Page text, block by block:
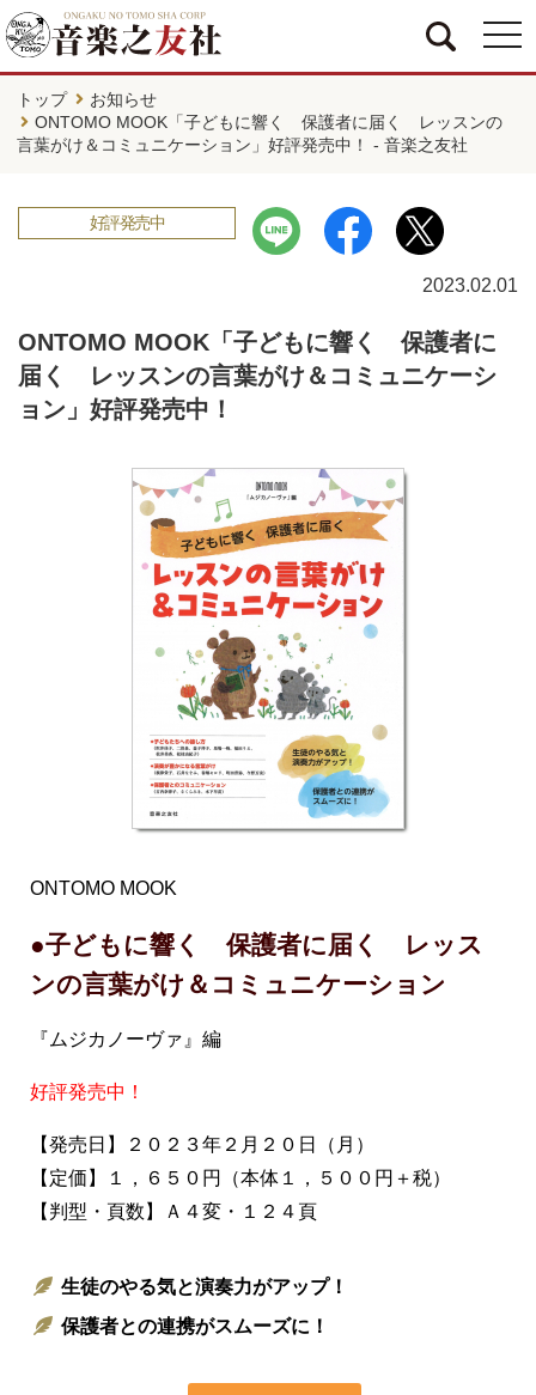
トップ
お知らせ
ONTOMO MOOK「子どもに響く 保護者に届く レッスンの
言葉がけ＆コミュニケーション」好評発売中！ - 音楽之友社
好評発売中
2023.02.01
ONTOMO MOOK「子どもに響く 保護者に
届く レッスンの言葉がけ＆コミュニケーシ
ョン」好評発売中！
ONTOMO MOOK
●子どもに響く 保護者に届く レッス
ンの言葉がけ＆コミュニケーション
『ムジカノーヴァ』編
好評発売中！
【発売日】２０２３年２月２０日（月）
【定価】１，６５０円（本体１，５００円＋税）
【判型・頁数】Ａ４変・１２４頁
生徒のやる気と演奏力がアップ！
保護者との連携がスムーズに！